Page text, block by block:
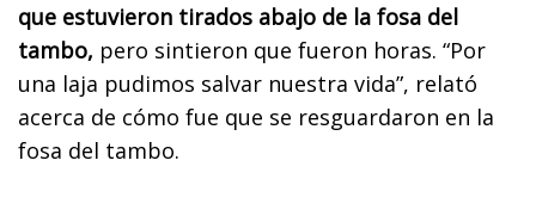
que estuvieron tirados abajo de la fosa del
tambo, pero sintieron que fueron horas. “Por
una laja pudimos salvar nuestra vida”, relató
acerca de cómo fue que se resguardaron en la
fosa del tambo.